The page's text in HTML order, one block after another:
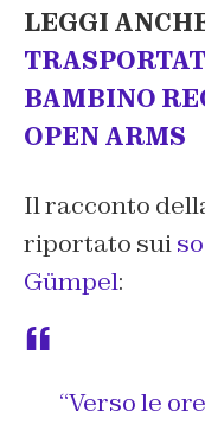
LEGGI
BAMBINO
OPEN ARMS
Il racconto
riportato sui
Gümpel:
“Verso le